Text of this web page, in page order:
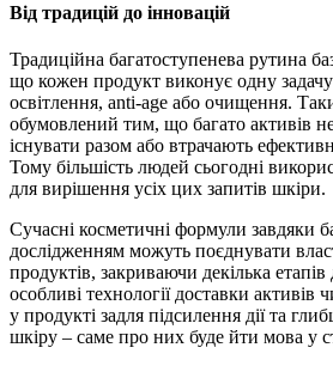
Від традицій до інновацій
Традиційна багатоступенева рутина
що кожен продукт виконує одну
освітлення, anti-age або очищення.
обумовлений тим, що багато активів
існувати разом або втрачають
Тому більшість людей сьогодні
для вирішення усіх цих запитів шкіри.
Сучасні косметичні формули завдяки
дослідженням можуть поєднувати
продуктів, закриваючи декілька етапів
особливі технології доставки активів
у продукті задля підсилення дії та
шкіру – саме про них буде йти мова у